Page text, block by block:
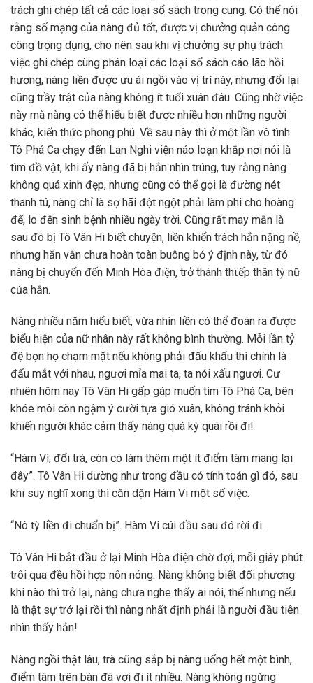
trách ghi chép tất cả các loại sổ sách trong cung. Có thể nói
rằng số mạng của nàng đủ tốt, được vị chưởng quản công
công trọng dụng, cho nên sau khi vị chưởng sự phụ trách
việc ghi chép cùng phân loại các loại sổ sách cáo lão hồi
hương, nàng liền được ưu ái ngồi vào vị trí này, nhưng đổi lại
cũng trầy trật của nàng không ít tuổi xuân đâu. Cũng nhờ việc
này mà nàng có thể hiểu biết được nhiều hơn những người
khác, kiến thức phong phú. Về sau này thì ở một lần vô tình
Tô Phá Ca chạy đến Lan Nghi viện náo loạn khắp nơi nói là
tìm đồ vật, khi ấy nàng đã bị hắn nhìn trúng, tuy rằng nàng
không quá xinh đẹp, nhưng cũng có thể gọi là đường nét
thanh tú, nàng chỉ là sợ hãi đột ngột phải làm phi cho hoàng
đế, lo đến sinh bệnh nhiều ngày trời. Cũng rất may mắn là
sau đó bị Tô Vân Hi biết chuyện, liền khiển trách hắn nặng nề,
nhưng hắn vẫn chưa hoàn toàn buông bỏ ý định này, từ đó
nàng bị chuyển đến Minh Hòa điện, trở thành thϊếp thân tỳ nữ
của hắn.
Nàng nhiều năm hiểu biết, vừa nhìn liền có thể đoán ra được
biểu hiện của nữ nhân này rất không bình thường. Mỗi lần tỷ
đệ bọn họ chạm mặt nếu không phải đấu khẩu thì chính là
đấu mắt với nhau, ngươi mỉa mai ta, ta nói xấu ngươi. Cư
nhiên hôm nay Tô Vân Hi gấp gáp muốn tìm Tô Phá Ca, bên
khóe môi còn ngậm ý cười tựa gió xuân, không tránh khỏi
khiến người khác cảm thấy nàng quá kỳ quái rồi đi!
“Hàm Vì, đổi trà, còn có làm thêm một ít điểm tâm mang lại
đây”. Tô Vân Hi dường như trong đầu có tính toán gì đó, sau
khi suy nghĩ xong thì căn dặn Hàm Vi một số việc.
“Nô tỳ liền đi chuẩn bị”. Hàm Vi cúi đầu sau đó rời đi.
Tô Vân Hi bắt đầu ở lại Minh Hòa điện chờ đợi, mỗi giây phút
trôi qua đều hồi hợp nôn nóng. Nàng không biết đối phương
khi nào thì trở lại, nàng chưa nghe thấy ai nói, thế nhưng nếu
là thật sự trở lại rồi thì nàng nhất định phải là người đầu tiên
nhìn thấy hắn!
Nàng ngồi thật lâu, trà cũng sắp bị nàng uống hết một bình,
điểm tâm trên bàn đã vơi đi ít nhiều. Nàng không ngừng